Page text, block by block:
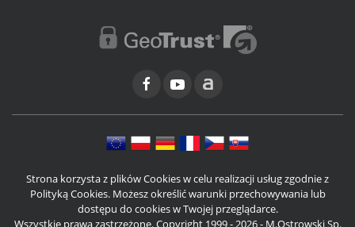
Strona korzysta z plików Cookies w celu realizacji usług zgodnie z
Polityką Cookies. Możesz określić warunki przechowywania lub
dostępu do cookies w Twojej przeglądarce.
Wszystkie prawa zastrzeżone. Copyright 1999 - 2026 - M.Ostrowski Sp.